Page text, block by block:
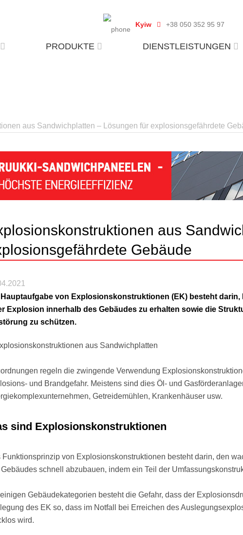
Kyiw +38 050 352 95 97
PRODUKTE DIENSTLEISTUNGEN
aus Sandwichplatten – Lösungen für explosionsgefährdete
aus
Gebäude
Hauptaufgabe von Explosionskonstruktionen (EK) besteht
Explosion innerhalb des Gebäudes zu erhalten sowie die
zu schützen.
regeln die zwingende Verwendung
und Brandgefahr. Meistens sind dies Öl- und
Getreidemühlen, Krankenhäuser usw.
sind Explosionskonstruktionen
Funktionsprinzip von Explosionskonstruktionen besteht darin, den
schnell abzubauen, indem ein Teil der
Gebäudekategorien besteht die Gefahr, dass der
des EK so, dass im Notfall bei Erreichen des
wird.